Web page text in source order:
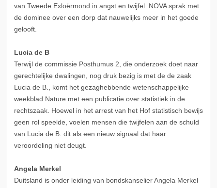
van Tweede Exloërmond in angst en twijfel. NOVA sprak met
de dominee over een dorp dat nauwelijks meer in het goede
gelooft.
Lucia de B
Terwijl de commissie Posthumus 2, die onderzoek doet naar
gerechtelijke dwalingen, nog druk bezig is met de de zaak
Lucia de B., komt het gezaghebbende wetenschappelijke
weekblad Nature met een publicatie over statistiek in de
rechtszaak. Hoewel in het arrest van het Hof statistisch bewijs
geen rol speelde, voelen mensen die twijfelen aan de schuld
van Lucia de B. dit als een nieuw signaal dat haar
veroordeling niet deugt.
Angela Merkel
Duitsland is onder leiding van bondskanselier Angela Merkel